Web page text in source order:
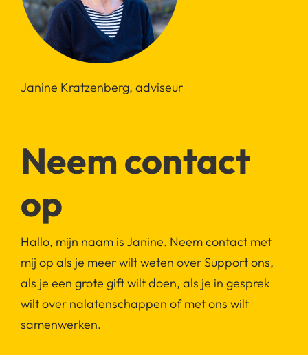
Neem contact
op
Hallo, mijn naam is Janine. Neem contact met
mij op als je meer wilt weten over Support ons,
als je een grote gift wilt doen, als je in gesprek
wilt over nalatenschappen of met ons wilt
samenwerken.
Janine Kratzenberg, adviseur